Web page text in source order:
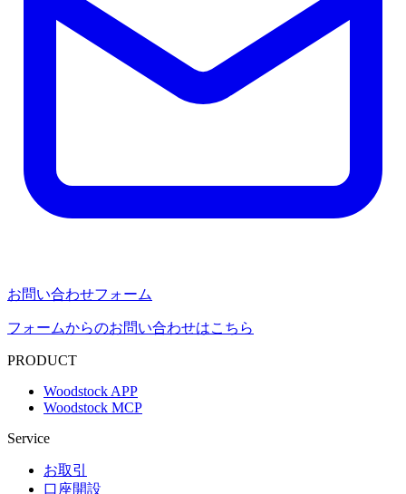
お問い合わせフォーム
フォームからのお問い合わせはこちら
PRODUCT
Woodstock APP
Woodstock MCP
Service
お取引
口座開設